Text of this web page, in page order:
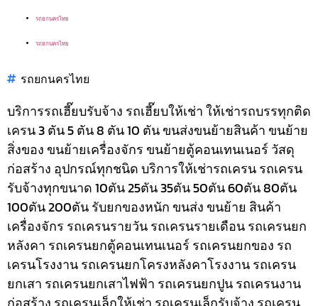
รถยกนครไทย
รถยกนครไทย
รถยกนครไทย
บริการรถเฮี๊ยบรับจ้าง รถเฮี๊ยบให้เช่า ให้เช่ารถบรรทุกติด
เครน 3 ตัน 5 ตัน 8 ตัน 10 ตัน ขนส่งขนย้ายสินค้า ขนย้าย
สิ่งของ ขนย้ายเครื่องจักร ขนย้ายตู้คอนเทนเนอร์ วัสดุ
ก่อสร้าง อุปกรณ์ทุกชนิดบริการให้เช่ารถเครน รถเครน
รับจ้างทุกขนาด 10ตัน 25ตัน 35ตัน 50ตัน 60ตัน 80ตัน
100ตัน 200ตัน รับยกของหนัก ขนส่ง ขนย้าย สินค้า
เครื่องจักร รถเครนรายวัน รถเครนรายเดือน รถเครนยก
หลังคา รถเครนยกตู้คอนเทนเนอร์ รถเครนยกของ รถ
เครนโรงงาน รถเครนยกโครงหลังคาโรงงาน รถเครน
ยกเสา รถเครนยกเสาไฟฟ้า รถเครนยกปูน รถเครนงาน